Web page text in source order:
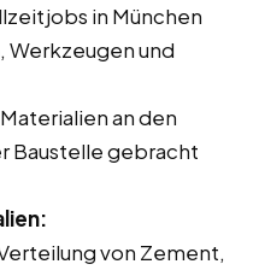
in München
Werkzeugen und
an den
Baustelle gebracht
von Zement,